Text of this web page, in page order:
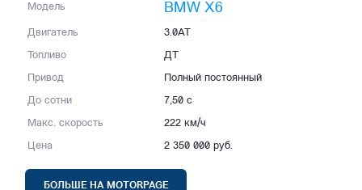
Модель BMW X6
Двигатель 3.0AT
Топливо ДТ
Привод Полный постоянный
До сотни 7,50 с
Макс. скорость 222 км/ч
Цена 2 350 000 руб.
БОЛЬШЕ НА MOTORPAGE